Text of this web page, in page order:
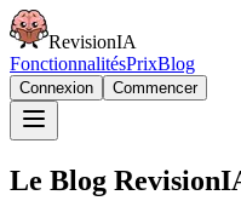
RevisionIA
FonctionnalitésPrixBlog
Connexion Commencer
Le Blog